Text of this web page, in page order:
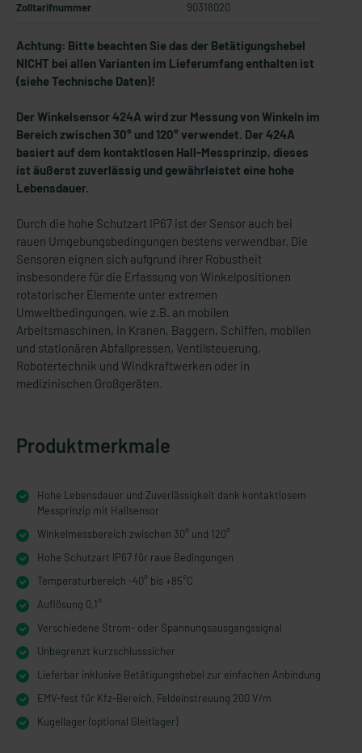
Zolltarifnummer 90318020
Achtung: Bitte beachten Sie das der Betätigungshebel
NICHT bei allen Varianten im Lieferumfang enthalten ist
(siehe Technische Daten)!
Der Winkelsensor 424A wird zur Messung von Winkeln im
Bereich zwischen 30° und 120° verwendet. Der 424A
basiert auf dem kontaktlosen Hall-Messprinzip, dieses
ist äußerst zuverlässig und gewährleistet eine hohe
Lebensdauer.
Durch die hohe Schutzart IP67 ist der Sensor auch bei
rauen Umgebungsbedingungen bestens verwendbar. Die
Sensoren eignen sich aufgrund ihrer Robustheit
insbesondere für die Erfassung von Winkelpositionen
rotatorischer Elemente unter extremen
Umweltbedingungen, wie z.B. an mobilen
Arbeitsmaschinen, in Kranen, Baggern, Schiffen, mobilen
und stationären Abfallpressen, Ventilsteuerung,
Robotertechnik und Windkraftwerken oder in
medizinischen Großgeräten.
Produktmerkmale
Hohe Lebensdauer und Zuverlässigkeit dank kontaktlosem
Messprinzip mit Hallsensor
Winkelmessbereich zwischen 30° und 120°
Hohe Schutzart IP67 für raue Bedingungen
Temperaturbereich -40° bis +85°C
Auflösung 0,1°
Verschiedene Strom- oder Spannungsausgangssignal
Unbegrenzt kurzschlusssicher
Lieferbar inklusive Betätigungshebel zur einfachen Anbindung
EMV-fest für Kfz-Bereich, Feldeinstreuung 200 V/m
Kugellager (optional Gleitlager)